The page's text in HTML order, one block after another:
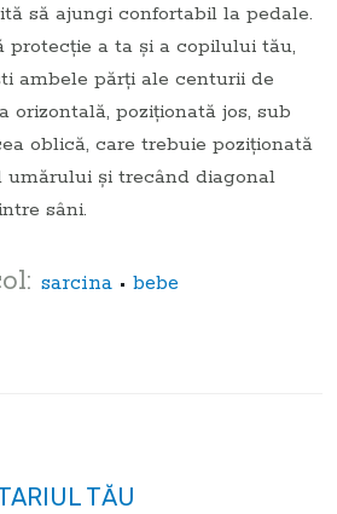
să ajungi confortabil la pedale.
protecţie a ta şi a copilului tău,
ambele părţi ale centurii de
orizontală, poziţionată jos, sub
oblică, care trebuie poziţionată
şi trecând diagonal
sâni.
sarcina • bebe
TĂU